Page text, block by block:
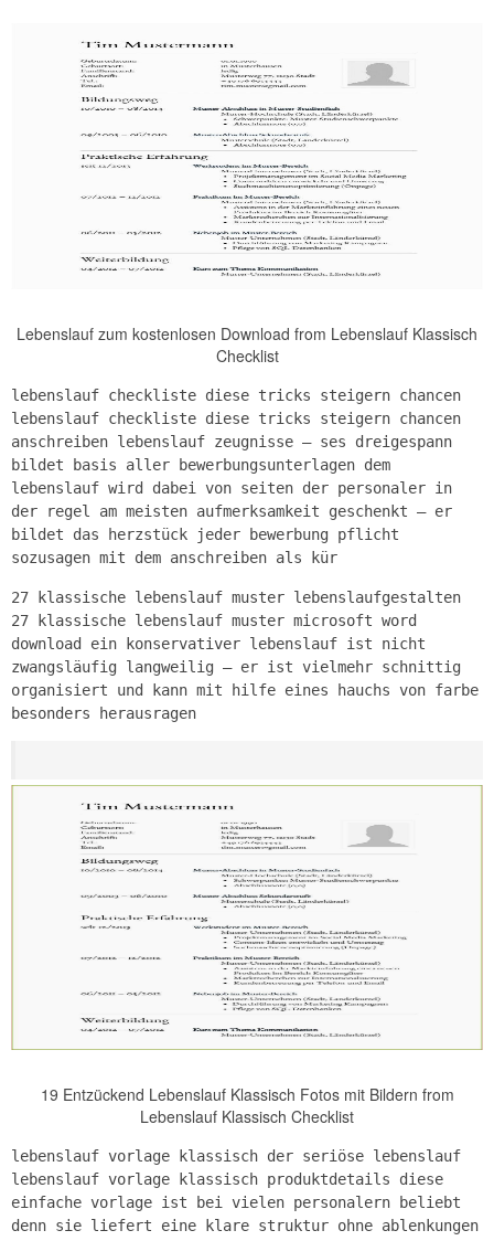
Lebenslauf zum kostenlosen Download from Lebenslauf Klassisch
Checklist
lebenslauf checkliste diese tricks steigern chancen
lebenslauf checkliste diese tricks steigern chancen
anschreiben lebenslauf zeugnisse – ses dreigespann
bildet basis aller bewerbungsunterlagen dem
lebenslauf wird dabei von seiten der personaler in
der regel am meisten aufmerksamkeit geschenkt – er
bildet das herzstück jeder bewerbung pflicht
sozusagen mit dem anschreiben als kür
27 klassische lebenslauf muster lebenslaufgestalten
27 klassische lebenslauf muster microsoft word
download ein konservativer lebenslauf ist nicht
zwangsläufig langweilig – er ist vielmehr schnittig
organisiert und kann mit hilfe eines hauchs von farbe
besonders herausragen
19 Entzückend Lebenslauf Klassisch Fotos mit Bildern from
Lebenslauf Klassisch Checklist
lebenslauf vorlage klassisch der seriöse lebenslauf
lebenslauf vorlage klassisch produktdetails diese
einfache vorlage ist bei vielen personalern beliebt
denn sie liefert eine klare struktur ohne ablenkungen